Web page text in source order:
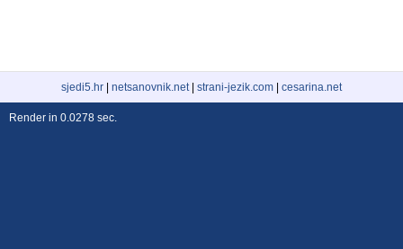
sjedi5.hr netsanovnik.net| strani-jezik.com cesarina.net
Render in 0.0278 sec.